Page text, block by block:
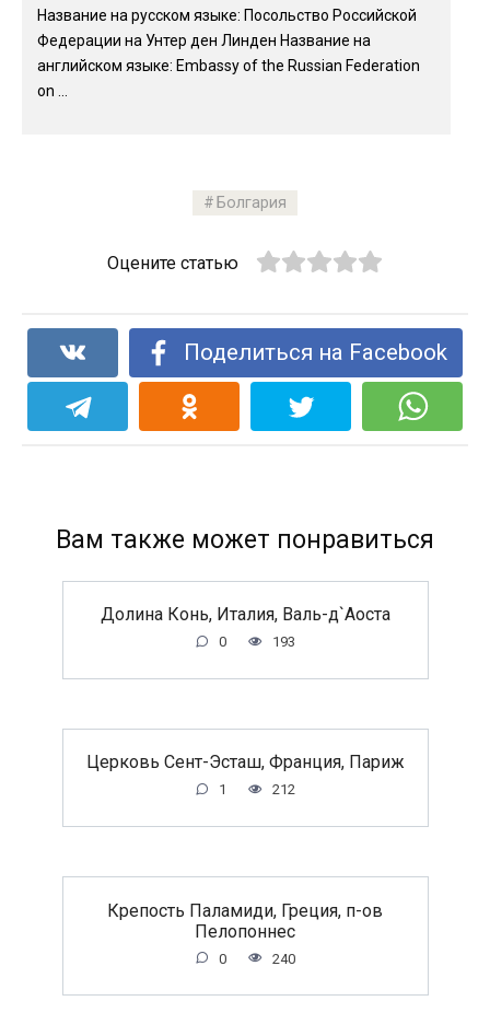
Название на русском языке: Посольство Российской
Федерации на Унтер ден Линден Название на
английском языке: Embassy of the Russian Federation
on ...
Болгария
Оцените статью
Поделиться на Facebook
Вам также может понравиться
Долина Конь, Италия, Валь-д`Аоста
0 193
Церковь Сент-Эсташ, Франция, Париж
1 212
Крепость Паламиди, Греция, п-ов
Пелопоннес
0 240